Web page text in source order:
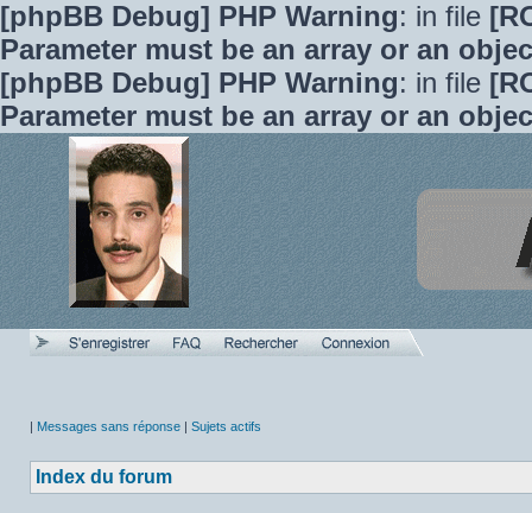
[phpBB Debug] PHP Warning: in file
Parameter must be an array or an
[phpBB Debug] PHP Warning: in file
Parameter must be an array or an
| Messages sans réponse | Sujets actifs
Index du forum